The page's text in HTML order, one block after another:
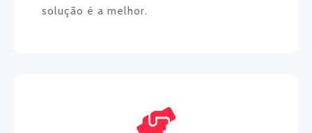
solução é a melhor.